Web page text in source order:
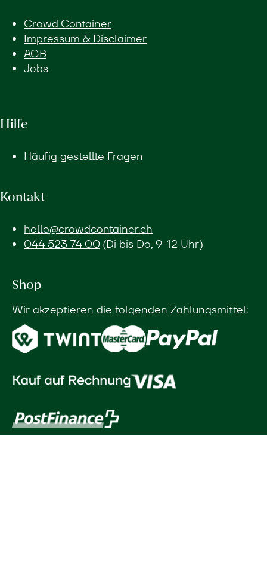
Crowd Container
Impressum & Disclaimer
AGB
Jobs
Hilfe
Häufig gestellte Fragen
Kontakt
hello@crowdcontainer.ch
044 523 74 00(Di bis Do, 9-12 Uhr)
Shop
Wir akzeptieren die folgenden Zahlungsmittel: